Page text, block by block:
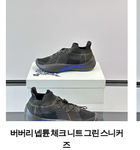
버버리 넵튠 체크 니트 그린 스니커
즈